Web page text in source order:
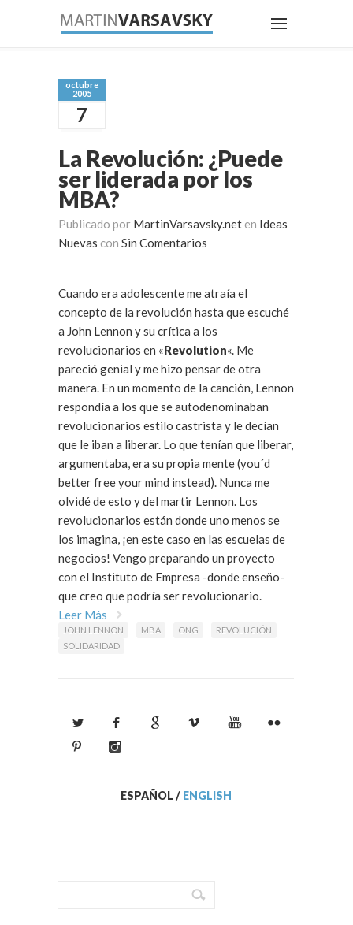
octubre
2005
7
La Revolución: ¿Puede
ser liderada por los
MBA?
Publicado por MartinVarsavsky.net en Ideas
Nuevas con Sin Comentarios
Cuando era adolescente me atraía el
concepto de la revolución hasta que escuché
a John Lennon y su crítica a los
revolucionarios en «Revolution«. Me
pareció genial y me hizo pensar de otra
manera. En un momento de la canción, Lennon
respondía a los que se autodenominaban
revolucionarios estilo castrista y le decían
que le iban a liberar. Lo que tenían que liberar,
argumentaba, era su propia mente (you´d
better free your mind instead). Nunca me
olvidé de esto y del martir Lennon. Los
revolucionarios están donde uno menos se
los imagina, ¡en este caso en las escuelas de
negocios! Vengo preparando un proyecto
con el Instituto de Empresa -donde enseño-
que creo que podría ser revolucionario.
Leer Más
JOHN LENNON MBA ONG
REVOLUCIÓN
SOLIDARIDAD
ESPAÑOL / ENGLISH